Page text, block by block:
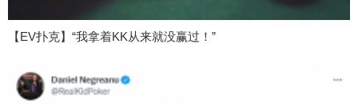
【EV扑克】“我拿着KK从来就没赢过！”